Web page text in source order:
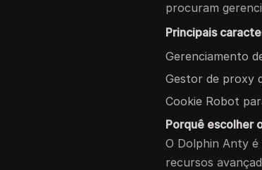
procuram
Principais
Gerenciamento
Gestor de proxy
Cookie Robot
Porquê escolher
O Dolphin Anty
recursos